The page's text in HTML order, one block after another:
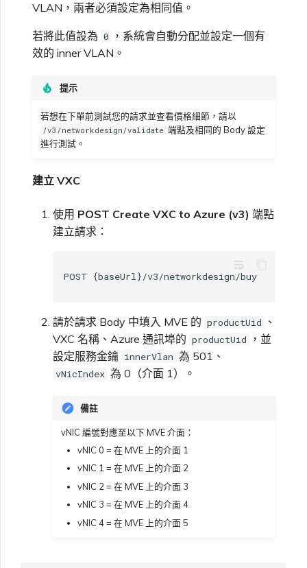
VLAN，兩者必須設定為相同值。
若將此值設為 0
，系統會自動分配並設定一個有
效的 inner VLAN。
提示
若想在下單前測試您的請求並查看價格細節，請以
/v3/networkdesign/validate 端點及相同的 Body 設定
進行測試。
建立 VXC
使用 POST Create VXC to Azure (v3) 端點
建立請求：
wrap_text
請於請求 Body 中填入 MVE 的 productUid
、
VXC 名稱、Azure 通訊埠的 productUid
，並
設定服務金鑰 innerVlan 為 501、
vNicIndex 為 0（介面 1）。
備註
vNIC 編號對應至以下 MVE 介面：
vNIC 0 = 在 MVE 上的介面 1
vNIC 1 = 在 MVE 上的介面 2
vNIC 2 = 在 MVE 上的介面 3
vNIC 3 = 在 MVE 上的介面 4
vNIC 4 = 在 MVE 上的介面 5